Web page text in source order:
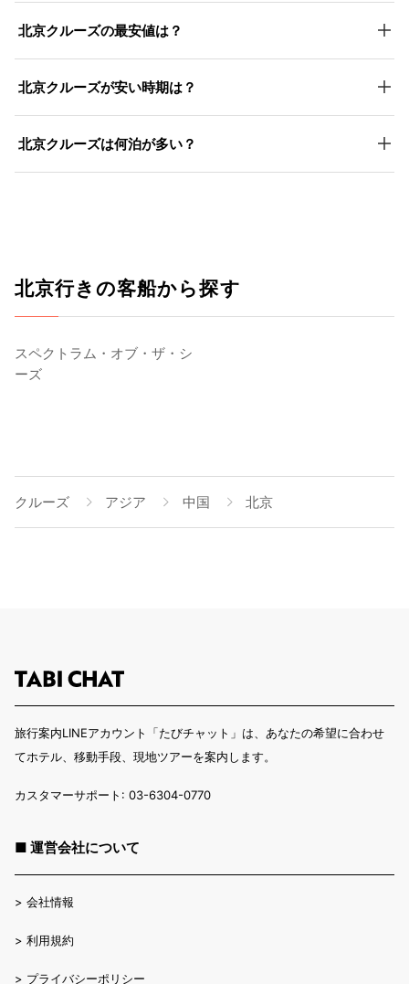
北京クルーズの最安値は？
北京クルーズが安い時期は？
北京クルーズは何泊が多い？
北京行きの客船から探す
スペクトラム・オブ・ザ・シ
ーズ
クルーズ アジア 中国 北京
旅行案内LINEアカウント「たびチャット」は、あなたの希望に合わせ
てホテル、移動手段、現地ツアーを案内します。
カスタマーサポート: 03-6304-0770
■ 運営会社について
> 会社情報
> 利用規約
> プライバシーポリシー